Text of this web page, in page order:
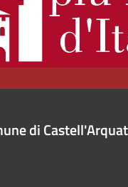
di